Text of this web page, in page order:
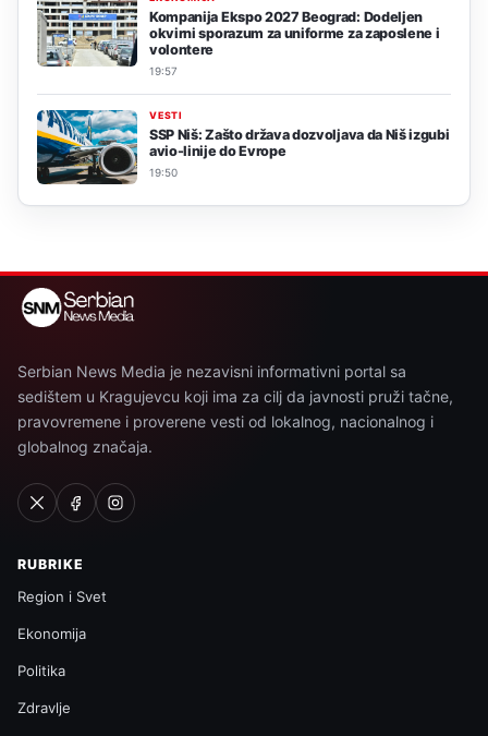
Kompanija Ekspo 2027 Beograd: Dodeljen
okvirni sporazum za uniforme za zaposlene i
volontere
19:57
VESTI
SSP Niš: Zašto država dozvoljava da Niš izgubi
avio-linije do Evrope
19:50
Serbian News Media je nezavisni informativni portal sa
sedištem u Kragujevcu koji ima za cilj da javnosti pruži tačne,
pravovremene i proverene vesti od lokalnog, nacionalnog i
globalnog značaja.
RUBRIKE
Region i Svet
Ekonomija
Politika
Zdravlje